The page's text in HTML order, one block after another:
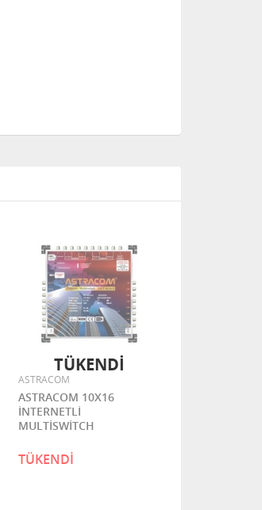
ASTRACOM
ASTRACOM 10X16
İNTERNETLİ
MULTİSWİTCH
TÜKENDİ
TÜKENDİ